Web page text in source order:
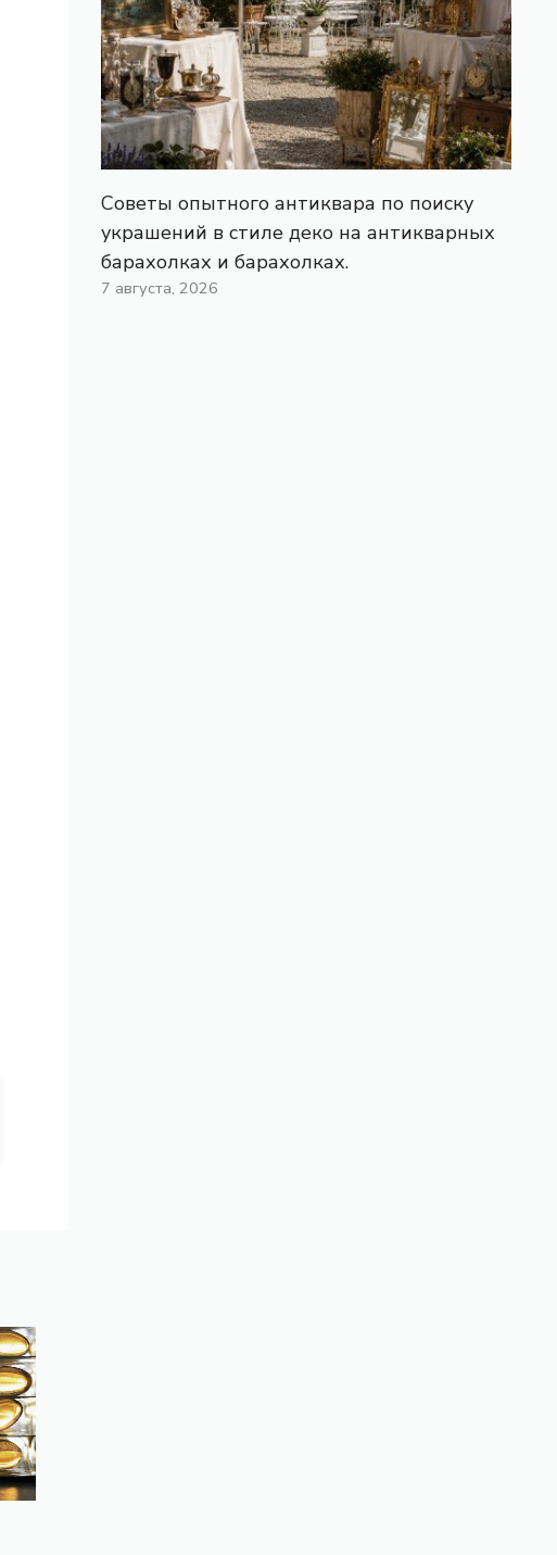
Советы опытного антиквара по поиску
украшений в стиле деко на антикварных
барахолках и барахолках.
7 августа, 2026